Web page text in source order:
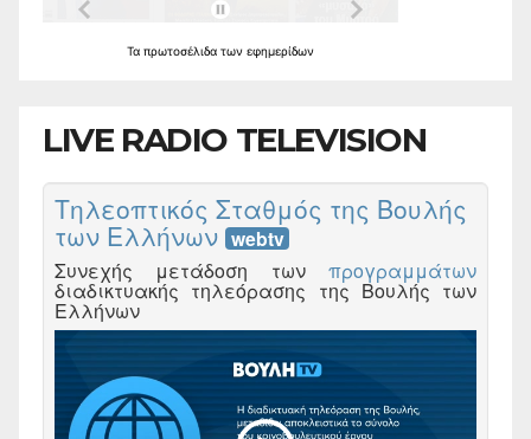
Τα πρωτοσέλιδα των εφημερίδων
LIVE RADIO TELEVISION